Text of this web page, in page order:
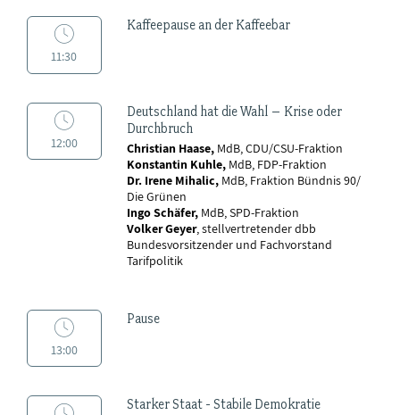
11:30
Kaffeepause an der Kaffeebar
12:00
Deutschland hat die Wahl – Krise oder
Durchbruch
Christian Haase, MdB, CDU/CSU-Fraktion
Konstantin Kuhle,MdB, FDP-Fraktion
Dr. Irene Mihalic,MdB, Fraktion Bündnis 90/
Die Grünen
Ingo Schäfer,MdB, SPD-Fraktion
Volker Geyer, stellvertretender dbb
Bundesvorsitzender und Fachvorstand
Tarifpolitik
13:00
Pause
Starker Staat - Stabile Demokratie